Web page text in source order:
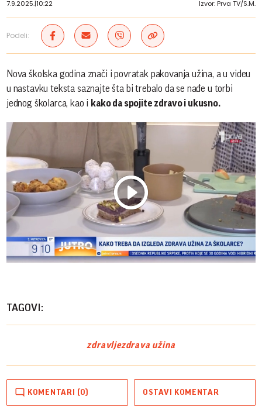
7.9.2025.|10:22 Izvor: Prva TV/S.M.
Podeli:
Nova školska godina znači i povratak pakovanja užina, a u videu
u nastavku teksta saznajte šta bi trebalo da se nađe u torbi
jednog školarca, kao i kako da spojite zdravo i ukusno.
Play
TAGOVI:
zdravljezdrava užina
KOMENTARI (0) OSTAVI KOMENTAR